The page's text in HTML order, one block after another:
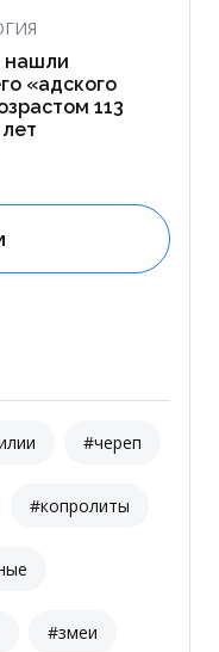
нашли
«‎адского
113
#череп
#копролиты
#змеи